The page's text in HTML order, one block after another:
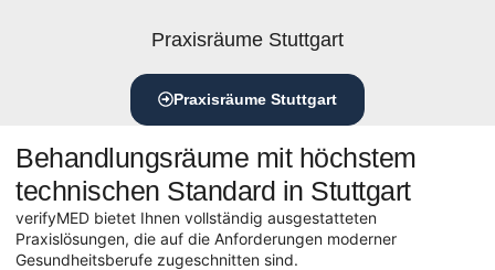
Praxisräume Stuttgart
Praxisräume Stuttgart
Behandlungsräume mit höchstem
technischen Standard in Stuttgart
verifyMED bietet Ihnen vollständig ausgestatteten
Praxislösungen, die auf die Anforderungen moderner
Gesundheitsberufe zugeschnitten sind.